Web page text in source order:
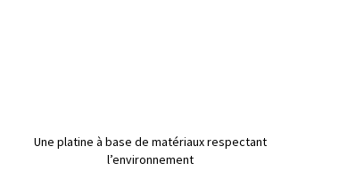
Une platine à base de matériaux respectant
l’environnement